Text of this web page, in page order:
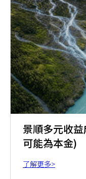
景順多元收
可能為本金)
了解更多>